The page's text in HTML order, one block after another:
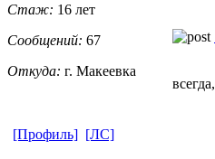
Стаж: 16 лет
Сообщений: 67
Откуда: г. Макеевка
[Профиль] [ЛС]